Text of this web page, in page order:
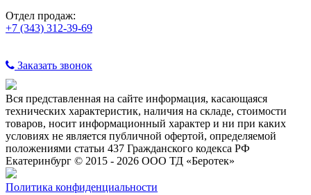
Отдел продаж:
+7 (343) 312-39-69
Заказать звонок
Вся представленная на сайте информация, касающаяся
технических характеристик, наличия на складе, стоимости
товаров, носит информационный характер и ни при каких
условиях не является публичной офертой, определяемой
положениями статьи 437 Гражданского кодекса РФ
Екатеринбург © 2015 - 2026 ООО ТД «Беротек»
Политика конфиденциальности